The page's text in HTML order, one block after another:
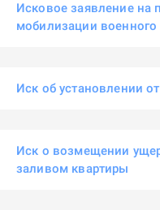
Исковое заявление
мобилизации военного
Иск об установлении
Иск о возмещении
заливом квартиры